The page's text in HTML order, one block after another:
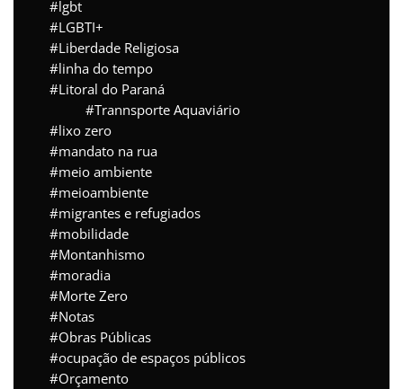
lgbt
LGBTI+
Liberdade Religiosa
linha do tempo
Litoral do Paraná
Trannsporte Aquaviário
lixo zero
mandato na rua
meio ambiente
meioambiente
migrantes e refugiados
mobilidade
Montanhismo
moradia
Morte Zero
Notas
Obras Públicas
ocupação de espaços públicos
Orçamento